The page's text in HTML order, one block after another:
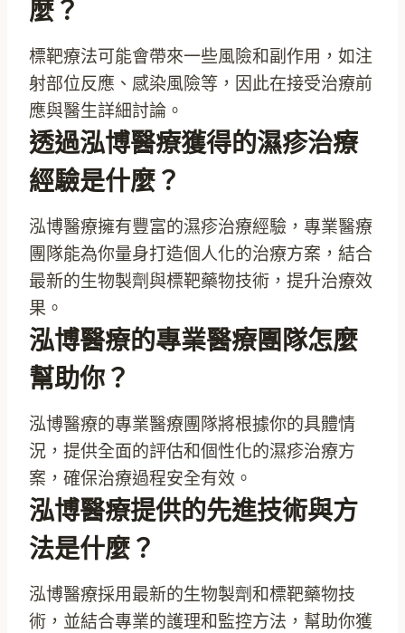
麼？
標靶療法可能會帶來一些風險和副作用，如注
射部位反應、感染風險等，因此在接受治療前
應與醫生詳細討論。
透過泓博醫療獲得的濕疹治療
經驗是什麼？
泓博醫療擁有豐富的濕疹治療經驗，專業醫療
團隊能為你量身打造個人化的治療方案，結合
最新的生物製劑與標靶藥物技術，提升治療效
果。
泓博醫療的專業醫療團隊怎麼
幫助你？
泓博醫療的專業醫療團隊將根據你的具體情
況，提供全面的評估和個性化的濕疹治療方
案，確保治療過程安全有效。
泓博醫療提供的先進技術與方
法是什麼？
泓博醫療採用最新的生物製劑和標靶藥物技
術，並結合專業的護理和監控方法，幫助你獲